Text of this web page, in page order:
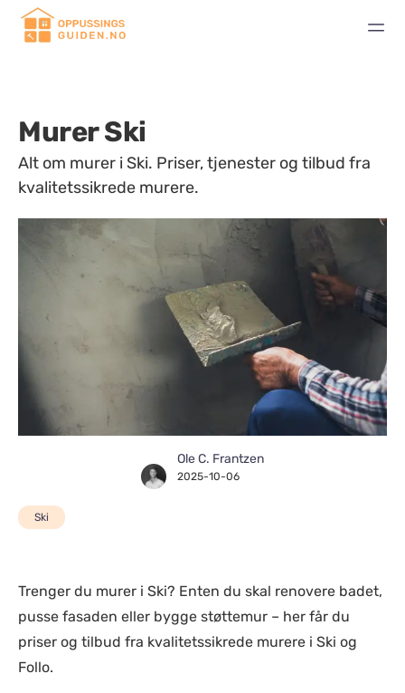
Murer Ski
Alt om murer i Ski. Priser, tjenester og tilbud fra
kvalitetssikrede murere.
Ole C. Frantzen
2025-10-06
Ski
Trenger du murer i Ski? Enten du skal renovere badet,
pusse fasaden eller bygge støttemur – her får du
priser og tilbud fra kvalitetssikrede murere i Ski og
Follo.